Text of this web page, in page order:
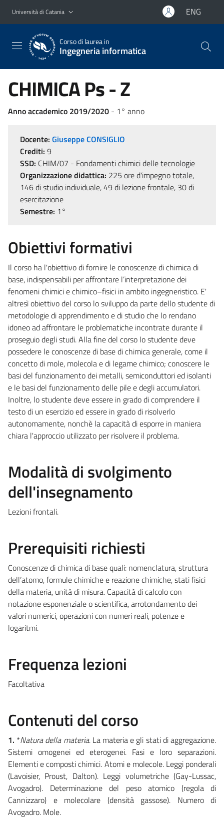
Vai al contenuto principale
Vai al menu di navigazione
Università di Catania ENG
Corso di laurea in
Ingegneria informatica
CHIMICA Ps - Z
Anno accademico 2019/2020 - 1° anno
Docente: Giuseppe CONSIGLIO
Crediti: 9
SSD: CHIM/07 - Fondamenti chimici delle tecnologie
Organizzazione didattica: 225 ore d'impegno totale,
146 di studio individuale, 49 di lezione frontale, 30 di
esercitazione
Semestre: 1°
Obiettivi formativi
Il corso ha l'obiettivo di fornire le conoscenze di chimica di
base, indispensabili per affrontare l’interpretazione dei
fenomeni chimici e chimico–fisici in ambito ingegneristico. E'
altresì obiettivo del corso lo sviluppo da parte dello studente di
metodologie di apprendimento e di studio che lo rendano
idoneo ad affrontare le problematiche incontrate durante il
proseguio degli studi. Alla fine del corso lo studente deve
possedere le conoscenze di base di chimica generale, come il
concetto di mole, molecola e di legame chimico; conoscere le
basi del funzionamento dei metalli, semiconduttori ed isolanti
e le basi del funzionamento delle pile e degli accumulatori.
Inoltre, lo studente deve essere in grado di comprendere il
testo di un esercizio ed essere in grado di risolverlo
autonomamente, nonchè la capacità di esporre in maniera
chiara l'approccio utilizzato per risolvere il problema.
Modalità di svolgimento
dell'insegnamento
Lezioni frontali.
Prerequisiti richiesti
Conoscenze di chimica di base quali: nomenclatura, struttura
dell’atomo, formule chimiche e reazione chimiche, stati fisici
della materia, unità di misura. Capacità di calcolo con
notazione esponenziale o scientifica, arrotondamento dei
valori numerici, operazioni con numeri reali, potenze e
logaritmi.
Frequenza lezioni
Facoltativa
Contenuti del corso
1. *Natura della materia. La materia e gli stati di aggregazione.
Sistemi omogenei ed eterogenei. Fasi e loro separazioni.
Elementi e composti chimici. Atomi e molecole. Leggi ponderali
(Lavoisier, Proust, Dalton). Leggi volumetriche (Gay-Lussac,
Avogadro). Determinazione del peso atomico (regola di
Cannizzaro) e molecolare (densità gassose). Numero di
Avogadro. Mole.